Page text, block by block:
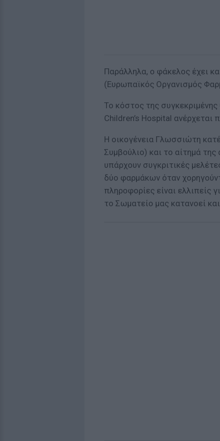
Παράλληλα, ο φάκελος έχει
(Ευρωπαϊκός Οργανισμός
Το κόστος της
Children’s Hospital ανέρχεται
Η οικογένεια Γλωσσιώτη
Συμβούλιο) και το αίτημά της
υπάρχουν συγκριτικές
δύο φαρμάκων όταν
πληροφορίες είναι
το Σωματείο μας κατανοεί